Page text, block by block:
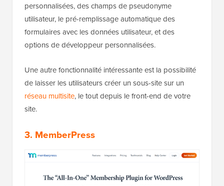
personnalisées, des champs de pseudonyme
utilisateur, le pré-remplissage automatique des
formulaires avec les données utilisateur, et des
options de développeur personnalisées.
Une autre fonctionnalité intéressante est la possibilité
de laisser les utilisateurs créer un sous-site sur un
réseau multisite, le tout depuis le front-end de votre
site.
3. MemberPress